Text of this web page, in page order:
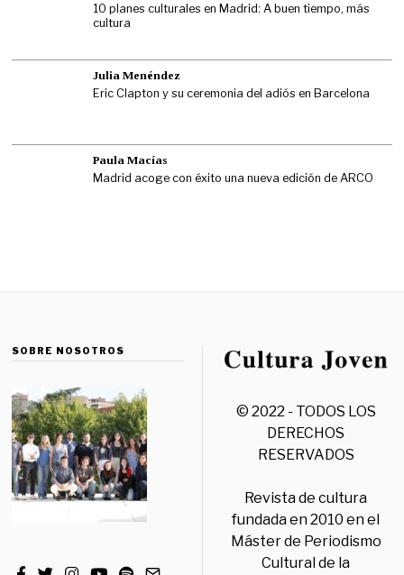
10 planes culturales en Madrid: A buen tiempo, más
cultura
Julia Menéndez
Eric Clapton y su ceremonia del adiós en Barcelona
Paula Macías
Madrid acoge con éxito una nueva edición de ARCO
SOBRE NOSOTROS
© 2022 - TODOS LOS
DERECHOS
RESERVADOS
Revista de cultura
fundada en 2010 en el
Máster de Periodismo
Cultural de la